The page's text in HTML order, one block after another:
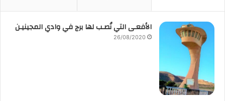
الأفعـى التي نُصـب لها برج في وادي المجينيـن
26/08/2020